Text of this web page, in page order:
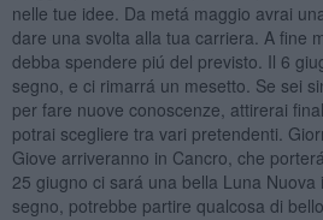
nelle tue idee. Da metá maggio avrai
dare una svolta alla tua carriera. A fine
debba spendere piú del previsto. Il 6
segno, e ci rimarrá un mesetto. Se sei
per fare nuove conoscenze, attirerai
potrai scegliere tra vari pretendenti.
Giove arriveranno in Cancro, che
25 giugno ci sará una bella Luna
segno, potrebbe partire qualcosa di